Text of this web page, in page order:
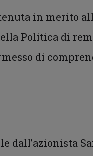
in merito
Politica di
di
dall’azionista